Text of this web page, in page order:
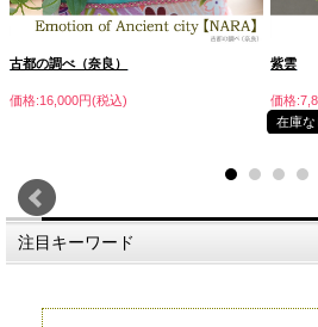
古都の調べ（奈良）
価格:16,000円(税込)
紫雲
価格
在庫な
注目キーワード